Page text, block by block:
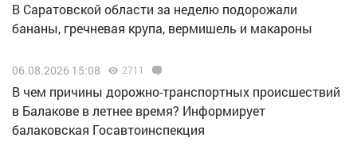
В Саратовской области за неделю подорожали
бананы, гречневая крупа, вермишель и макароны
06.08.2026 15:08 2711
В чем причины дорожно-транспортных происшествий
в Балакове в летнее время? Информирует
балаковская Госавтоинспекция